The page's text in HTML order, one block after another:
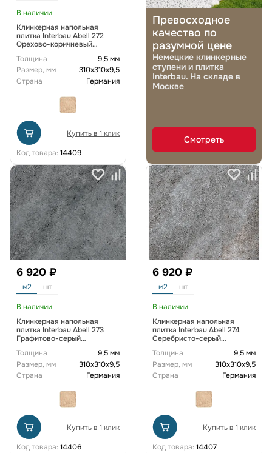
В наличии
Клинкерная напольная
плитка Interbau Abell 272
Орехово-коричневый
Толщина
9,5 мм
Размер, мм
310х310х9,5
Страна
Германия
Купить в 1 клик
Код товара: 14409
Превосходное
качество по
разумной цене
Немецкие клинкерные
ступени и плитка
Interbau. На складе в
Москве
Смотреть
6 920 ₽
м2 шт
В наличии
Клинкерная напольная
плитка Interbau Abell 273
Графитово-серый
Толщина
9,5 мм
Размер, мм
310х310х9,5
Страна
Германия
Купить в 1 клик
Код товара: 14406
6 920 ₽
м2 шт
В наличии
Клинкерная напольная
плитка Interbau Abell 274
Серебристо-серый
Толщина
9,5 мм
Размер, мм
310х310х9,5
Страна
Германия
Купить в 1 клик
Код товара: 14407